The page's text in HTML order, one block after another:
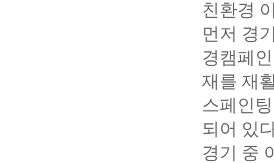
친환경
먼저 경
경캠페
재를 재
스페인
되어 있
경기 중